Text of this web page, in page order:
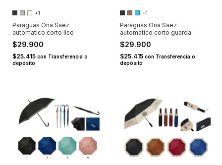
+1
Paraguas Ona Saez
automatico corto liso
$29.900
$25.415 con Transferencia o
depósito
+1
Paraguas Ona Saez
automatico corto guarda
$29.900
$25.415 con Transferencia o
depósito